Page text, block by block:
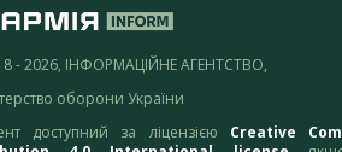
- 2026, ІНФОРМАЦІЙНЕ АГЕНТСТВО,
оборони України
доступний за ліцензією Creative